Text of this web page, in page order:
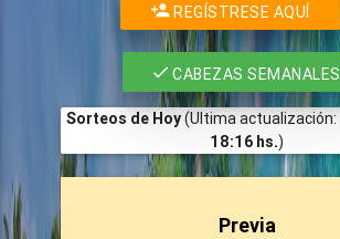
REGÍSTRESE AQUÍ
CABEZAS SEMANALES
Sorteos de Hoy(Ultima actualización:
18:16 hs.)
Previa